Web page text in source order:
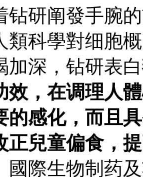
钻研阐發手腕
類科學對细胞
加深，钻研表白
效，在调理人
的感化，而且
正兒童偏食，
國際生物制药